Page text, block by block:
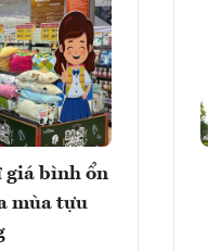
giá bình ổn
mùa tựu